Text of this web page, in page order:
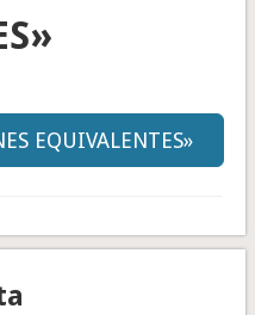
EQUIVALENTES»